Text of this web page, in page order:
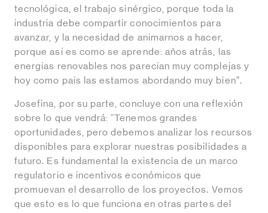
tecnológica, el trabajo sinérgico, porque toda la
industria debe compartir conocimientos para
avanzar, y la necesidad de animarnos a hacer,
porque así es como se aprende: años atrás, las
energías renovables nos parecían muy complejas y
hoy como país las estamos abordando muy bien”.
Josefina, por su parte, concluye con una reflexión
sobre lo que vendrá: “Tenemos grandes
oportunidades, pero debemos analizar los recursos
disponibles para explorar nuestras posibilidades a
futuro. Es fundamental la existencia de un marco
regulatorio e incentivos económicos que
promuevan el desarrollo de los proyectos. Vemos
que esto es lo que funciona en otras partes del